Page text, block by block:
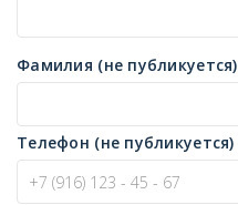
Фамилия (не публикуется)
Телефон (не публикуется)